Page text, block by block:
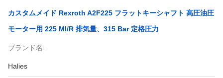
カスタムメイド Rexroth A2F225 フラットキーシャフト 高圧油圧
モーター用 225 Ml/r 排気量、315 Bar 定格圧力
ブランド名:
Halies